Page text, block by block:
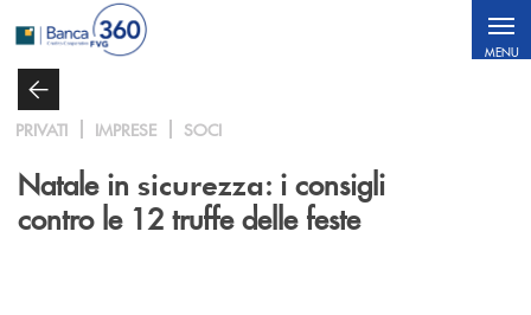
Salta al contenuto principale
MENU
PRIVATI IMPRESE SOCI
Natale in sicurezza: i consigli
contro le 12 truffe delle feste